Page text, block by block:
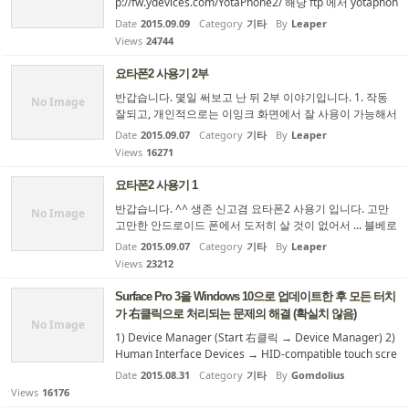
하루 보낼 정도입니다. 메모리 누수패치 또...
eflasher 프로그램을 다운 받을 수 있으며, 역시 해당 ftp 에
서 각국 펌웨어 (러시아, eu, 중국, 홍콩 등) 받을 수 있습니
이 계시는데 국가별 펌의 차이로 인해서 그런 듯 합니다. 요
타폰 측에서 꾸준하게 펌업을 해주고 있으니 빠르게 사용하
고 싶으신 분은 해당 플래시툴과 펌웨어를 이용하여 마음에
드는 국가의 버전 ...
Date 2015.09.09 Category 기타 By Leaper
Views 24744
No Image
요타폰2 사용기 2부
반갑습니다. 몇일 써보고 난 뒤 2부 이야기입니다. 1. 작동
잘되고, 개인적으로는 이잉크 화면에서 잘 사용이 가능해서
만족스럽습니다. 특히나 낮에는 훌륭하네요. 가독성 측면이
문제될 수 있으나 너무 민감하게 접근하지만 않으시면 쓸만
수도 있습니다.참고하시구요 ^^ 저는 눈이 편안하다는 점
하나에 만족합니다. 2. 이 잉크화면 위주로 (요타미러) 사용
하는 관계로 커스터마이징을 통해서 키보드 배경 등을 기본
적으로 하얀색 바탕으로 해주고 글씨는 ...
Date 2015.09.07 Category 기타 By Leaper
Views 16271
No Image
요타폰2 사용기 1
반갑습니다. ^^ 생존 신고겸 요타폰2 사용기 입니다. 고만
고만한 안드로이드 폰에서 도저히 살 것이 없어서 ... 블베로
갔다가 .... 다시 그냥 요타폰2를 구매했습니다. 그간 블베 패
포2번 클래식 2번 샀네요 ㅡ.ㅡ하아 .삽질의 연속... 텍스트
합니다. 눈 건강이 한번 나뻐진 이후로는 사실상 .. 핸드폰에
글을 봐도 건성으로 본 세월이 꽤 깁니다. (기본적으로 블루
라이트 앱은 사용하고 액정은 왠만하면 눈에 맞는 기종을
사용하려고 노력했습니다만.) ...
Date 2015.09.07 Category 기타 By Leaper
Views 23212
No Image
Surface Pro 3을 Windows 10으로 업데이트한 후 모든 터치
가 右클릭으로 처리되는 문제의 해결 (확실치 않음)
1) Device Manager (Start 右클릭 → Device Manager) 2)
Human Interface Devices → HID-compatible touch scre
en 확인 3) HID-compatible touch screen 右클릭 → Upda
te Driver Software... 4) Browser my computer for device
Date 2015.08.31 Category 기타 By Gomdolius
Views 16176